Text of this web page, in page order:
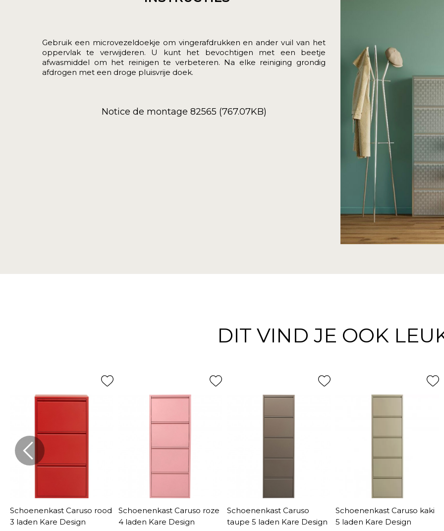
Gebruik een microvezeldoekje om vingerafdrukken en ander vuil van het
oppervlak te verwijderen. U kunt het bevochtigen met een beetje
afwasmiddel om het reinigen te verbeteren. Na elke reiniging grondig
afdrogen met een droge pluisvrije doek.
Notice de montage 82565 (767.07KB)
DIT VIND JE OOK
Schoenenkast Caruso rood
3 laden Kare Design
Schoenenkast Caruso roze
4 laden Kare Design
Schoenenkast Caruso
taupe 5 laden Kare Design
Schoenenkast Caruso kaki
5 laden Kare Design